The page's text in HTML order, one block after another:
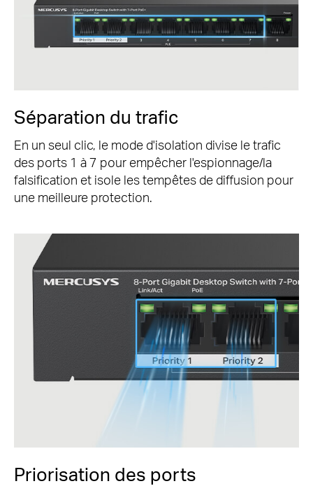
Séparation du trafic
En un seul clic, le mode d'isolation divise le trafic
des ports 1 à 7 pour empêcher l'espionnage/la
falsification et isole les tempêtes de diffusion pour
une meilleure protection.
Priorisation des ports